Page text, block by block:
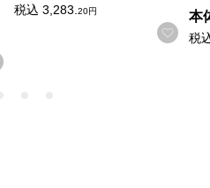
お気に入りに登録する
税込 3,283.20円
お気
本
税